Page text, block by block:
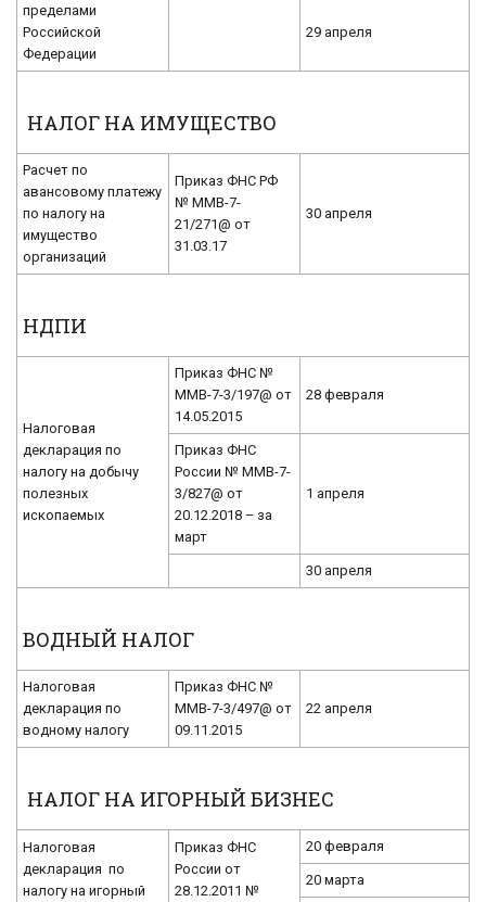
пределами
Российской
Федерации
29 апреля
НАЛОГ НА ИМУЩЕСТВО
Расчет по
авансовому платежу
по налогу на
имущество
организаций
Приказ ФНС РФ
№ ММВ-7-
21/271@ от
31.03.17
30 апреля
НДПИ
Налоговая
декларация по
налогу на добычу
полезных
ископаемых
Приказ ФНС №
ММВ-7-3/197@ от
14.05.2015
28 февраля
Приказ ФНС
России № ММВ-7-
3/827@ от
20.12.2018 – за
март
1 апреля
30 апреля
ВОДНЫЙ НАЛОГ
Налоговая
декларация по
водному налогу
Приказ ФНС №
ММВ-7-3/497@ от
09.11.2015
22 апреля
НАЛОГ НА ИГОРНЫЙ БИЗНЕС
Налоговая
декларация по
налогу на игорный
Приказ ФНС
России от
28.12.2011 №
20 февраля
20 марта